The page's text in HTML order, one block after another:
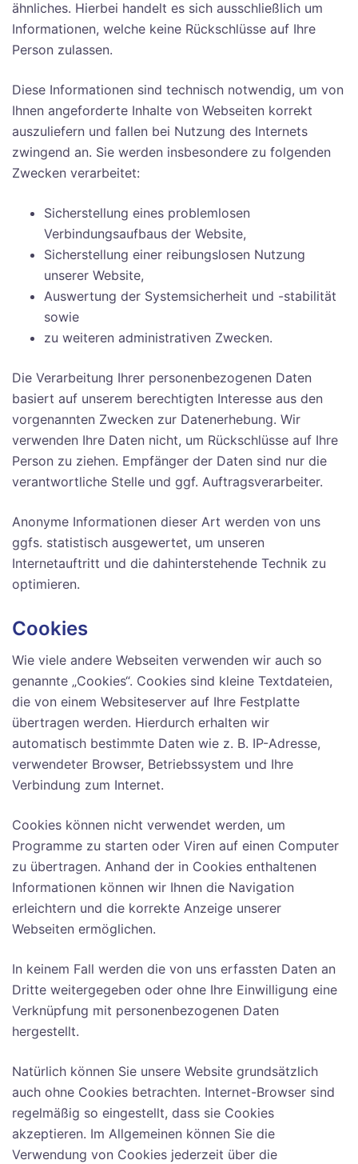
ähnliches. Hierbei handelt es sich ausschließlich um
Informationen, welche keine Rückschlüsse auf Ihre
Person zulassen.
Diese Informationen sind technisch notwendig, um von
Ihnen angeforderte Inhalte von Webseiten korrekt
auszuliefern und fallen bei Nutzung des Internets
zwingend an. Sie werden insbesondere zu folgenden
Zwecken verarbeitet:
Sicherstellung eines problemlosen
Verbindungsaufbaus der Website,
Sicherstellung einer reibungslosen Nutzung
unserer Website,
Auswertung der Systemsicherheit und -stabilität
sowie
zu weiteren administrativen Zwecken.
Die Verarbeitung Ihrer personenbezogenen Daten
basiert auf unserem berechtigten Interesse aus den
vorgenannten Zwecken zur Datenerhebung. Wir
verwenden Ihre Daten nicht, um Rückschlüsse auf Ihre
Person zu ziehen. Empfänger der Daten sind nur die
verantwortliche Stelle und ggf. Auftragsverarbeiter.
Anonyme Informationen dieser Art werden von uns
ggfs. statistisch ausgewertet, um unseren
Internetauftritt und die dahinterstehende Technik zu
optimieren.
Cookies
Wie viele andere Webseiten verwenden wir auch so
genannte „Cookies“. Cookies sind kleine Textdateien,
die von einem Websiteserver auf Ihre Festplatte
übertragen werden. Hierdurch erhalten wir
automatisch bestimmte Daten wie z. B. IP-Adresse,
verwendeter Browser, Betriebssystem und Ihre
Verbindung zum Internet.
Cookies können nicht verwendet werden, um
Programme zu starten oder Viren auf einen Computer
zu übertragen. Anhand der in Cookies enthaltenen
Informationen können wir Ihnen die Navigation
erleichtern und die korrekte Anzeige unserer
Webseiten ermöglichen.
In keinem Fall werden die von uns erfassten Daten an
Dritte weitergegeben oder ohne Ihre Einwilligung eine
Verknüpfung mit personenbezogenen Daten
hergestellt.
Natürlich können Sie unsere Website grundsätzlich
auch ohne Cookies betrachten. Internet-Browser sind
regelmäßig so eingestellt, dass sie Cookies
akzeptieren. Im Allgemeinen können Sie die
Verwendung von Cookies jederzeit über die